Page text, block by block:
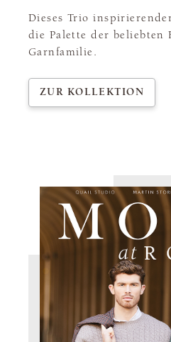
Dieses Trio
die Palette der beliebten
Garnfamilie.
ZUR KOLLEKTION